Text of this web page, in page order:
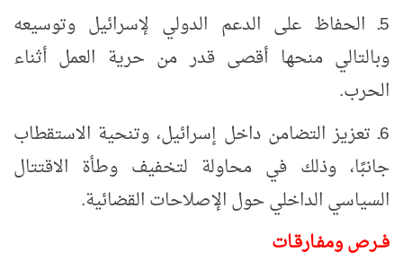
5ـ الحفاظ على الدعم الدولي لإسرائيل وتوسيعه
وبالتالي منحها أقصى قدر من حرية العمل أثناء
الحرب.
6ـ تعزيز التضامن داخل إسرائيل، وتنحية الاستقطاب
جانبًا، وذلك في محاولة لتخفيف وطأة الاقتتال
السياسي الداخلي حول الإصلاحات القضائية.
فــرص ومفـارقـات